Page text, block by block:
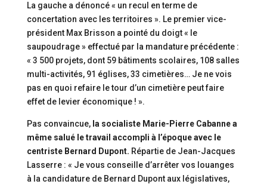
La gauche a dénoncé « un recul en terme de
concertation avec les territoires ». Le premier vice-
président Max Brisson a pointé du doigt « le
saupoudrage » effectué par la mandature précédente :
« 3 500 projets, dont 59 bâtiments scolaires, 108 salles
multi-activités, 91 églises, 33 cimetières… Je ne vois
pas en quoi refaire le tour d’un cimetière peut faire
effet de levier économique ! ».
Pas convaincue, la socialiste Marie-Pierre Cabanne a
même salué le travail accompli à l’époque avec le
centriste Bernard Dupont. Répartie de Jean-Jacques
Lasserre : « Je vous conseille d’arrêter vos louanges
à la candidature de Bernard Dupont aux législatives,